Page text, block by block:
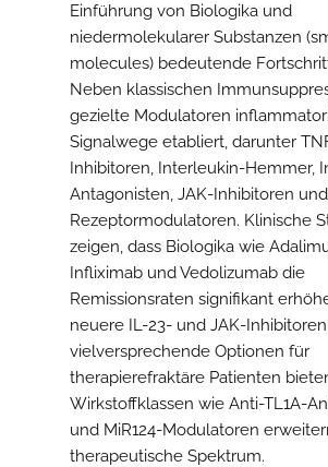
Einführung von Biologika und
niedermolekularer Substanzen
molecules) bedeutende
Neben klassischen
gezielte Modulatoren
Signalwege etabliert, darunter
Inhibitoren, Interleukin-Hemmer,
Antagonisten, JAK-Inhibitoren und
Rezeptormodulatoren. Klinische
zeigen, dass Biologika wie
Infliximab und Vedolizumab die
Remissionsraten signifikant
neuere IL-23- und JAK-Inhibitoren
vielversprechende Optionen für
therapierefraktäre Patienten
Wirkstoffklassen wie Anti-TL1A-
und MiR124-Modulatoren
therapeutische Spektrum.